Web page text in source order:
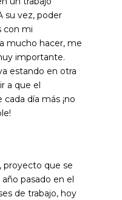
su vez, poder
con mi
mucho hacer, me
importante.
estando en otra
a que el
día más ¡no
proyecto que se
pasado en el
de trabajo, hoy